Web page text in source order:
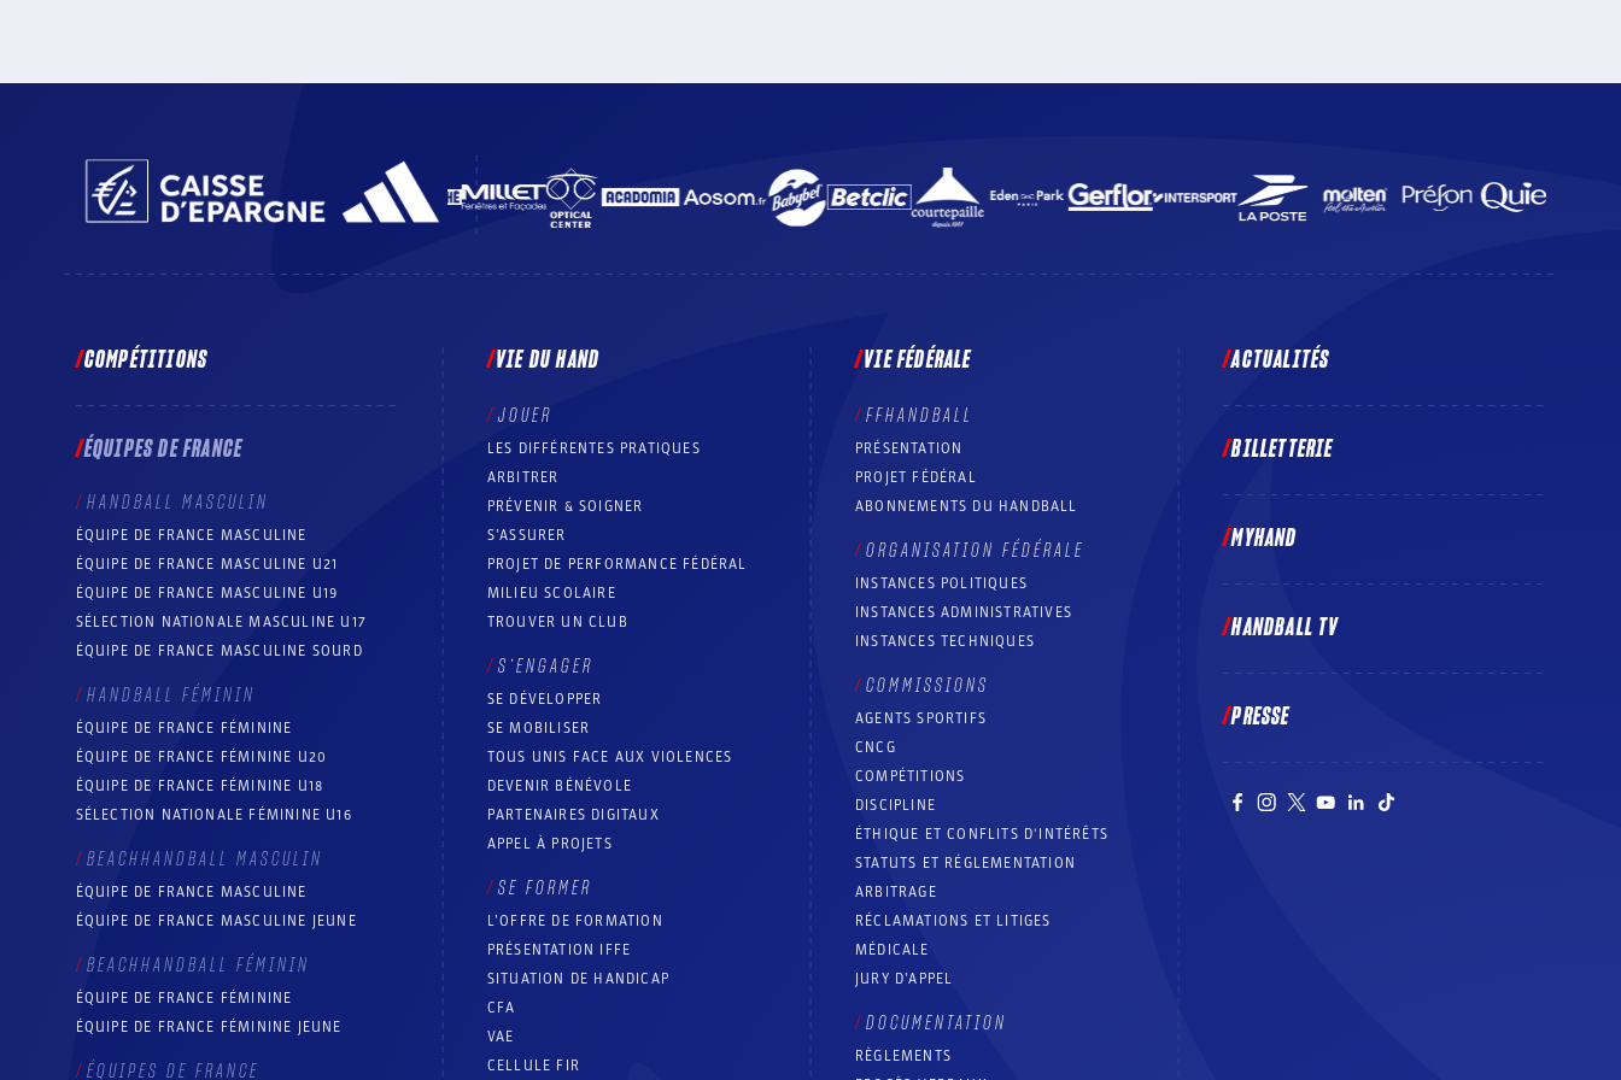
COMPÉTITIONS
ÉQUIPES DE FRANCE
HANDBALL MASCULIN
ÉQUIPE DE FRANCE MASCULINE
ÉQUIPE DE FRANCE MASCULINE U21
ÉQUIPE DE FRANCE MASCULINE U19
SÉLECTION NATIONALE MASCULINE U17
ÉQUIPE DE FRANCE MASCULINE SOURD
HANDBALL FÉMININ
ÉQUIPE DE FRANCE FÉMININE
ÉQUIPE DE FRANCE FÉMININE U20
ÉQUIPE DE FRANCE FÉMININE U18
SÉLECTION NATIONALE FÉMININE U16
BEACHHANDBALL MASCULIN
ÉQUIPE DE FRANCE MASCULINE
ÉQUIPE DE FRANCE MASCULINE JEUNE
BEACHHANDBALL FÉMININ
ÉQUIPE DE FRANCE FÉMININE
ÉQUIPE DE FRANCE FÉMININE JEUNE
ÉQUIPES DE FRANCE
VIE DU HAND
JOUER
LES DIFFÉRENTES PRATIQUES
ARBITRER
PRÉVENIR & SOIGNER
S’ASSURER
PROJET DE PERFORMANCE FÉDÉRAL
MILIEU SCOLAIRE
TROUVER UN CLUB
S’ENGAGER
SE DÉVELOPPER
SE MOBILISER
TOUS UNIS FACE AUX VIOLENCES
DEVENIR BÉNÉVOLE
PARTENAIRES DIGITAUX
APPEL À PROJETS
SE FORMER
L’OFFRE DE FORMATION
PRÉSENTATION IFFE
SITUATION DE HANDICAP
CFA
VAE
CELLULE FIR
VIE FÉDÉRALE
FFHANDBALL
PRÉSENTATION
PROJET FÉDÉRAL
ABONNEMENTS DU HANDBALL
ORGANISATION FÉDÉRALE
INSTANCES POLITIQUES
INSTANCES ADMINISTRATIVES
INSTANCES TECHNIQUES
COMMISSIONS
AGENTS SPORTIFS
CNCG
COMPÉTITIONS
DISCIPLINE
ÉTHIQUE ET CONFLITS D'INTÉRÊTS
STATUTS ET RÉGLEMENTATION
ARBITRAGE
RÉCLAMATIONS ET LITIGES
MÉDICALE
JURY D’APPEL
DOCUMENTATION
RÈGLEMENTS
ACTUALITÉS
BILLETTERIE
MYHAND
HANDBALL TV
PRESSE